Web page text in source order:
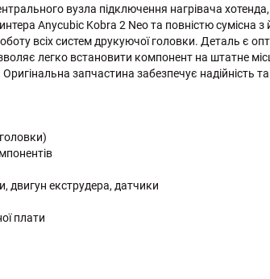
вузла підключення нагрівача
Anycubic Kobra 2 Neo та повністю сумісна
всіх систем друкуючої головки. Деталь є
легко встановити компонент на штатне
запчастина забезпечує надійність
двигун екструдера, датчики
плати